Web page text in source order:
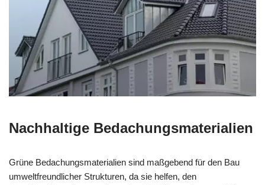
Nachhaltige Bedachungsmaterialien
Grüne Bedachungsmaterialien sind maßgebend für den Bau
umweltfreundlicher Strukturen, da sie helfen, den